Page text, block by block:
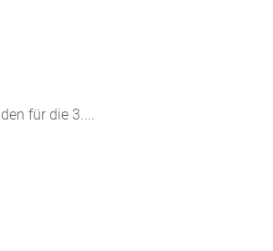
für die 3....